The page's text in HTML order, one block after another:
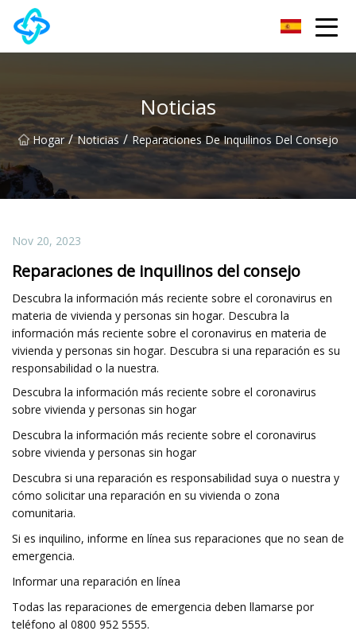
Grupo Co., Ltd de la cerradura de puerta de Chongqing UPVC
Noticias
Hogar / Noticias / Reparaciones De Inquilinos Del Consejo
Nov 20, 2023
Reparaciones de inquilinos del consejo
Descubra la información más reciente sobre el coronavirus en
materia de vivienda y personas sin hogar. Descubra la
información más reciente sobre el coronavirus en materia de
vivienda y personas sin hogar. Descubra si una reparación es su
responsabilidad o la nuestra.
Descubra la información más reciente sobre el coronavirus
sobre vivienda y personas sin hogar
Descubra la información más reciente sobre el coronavirus
sobre vivienda y personas sin hogar
Descubra si una reparación es responsabilidad suya o nuestra y
cómo solicitar una reparación en su vivienda o zona
comunitaria.
Si es inquilino, informe en línea sus reparaciones que no sean de
emergencia.
Informar una reparación en línea
Todas las reparaciones de emergencia deben llamarse por
teléfono al 0800 952 5555.